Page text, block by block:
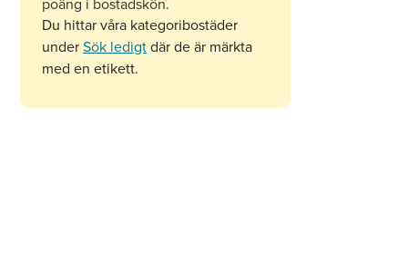
Du hittar våra kategoribostäder
underSök ledigtdär de är märkta
med en etikett.